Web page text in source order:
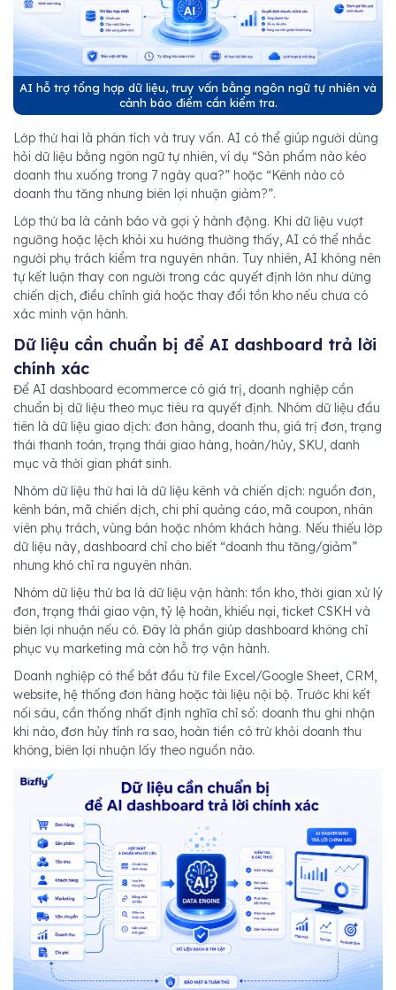
AI hỗ trợ tổng hợp dữ liệu, truy vấn bằng ngôn ngữ tự nhiên và
cảnh báo điểm cần kiểm tra.
Lớp thứ hai là phân tích và truy vấn. AI có thể giúp người dùng
hỏi dữ liệu bằng ngôn ngữ tự nhiên, ví dụ “Sản phẩm nào kéo
doanh thu xuống trong 7 ngày qua?” hoặc “Kênh nào có
doanh thu tăng nhưng biên lợi nhuận giảm?”.
Lớp thứ ba là cảnh báo và gợi ý hành động. Khi dữ liệu vượt
ngưỡng hoặc lệch khỏi xu hướng thường thấy, AI có thể nhắc
người phụ trách kiểm tra nguyên nhân. Tuy nhiên, AI không nên
tự kết luận thay con người trong các quyết định lớn như dừng
chiến dịch, điều chỉnh giá hoặc thay đổi tồn kho nếu chưa có
xác minh vận hành.
Dữ liệu cần chuẩn bị để AI dashboard trả lời
chính xác
Để AI dashboard ecommerce có giá trị, doanh nghiệp cần
chuẩn bị dữ liệu theo mục tiêu ra quyết định. Nhóm dữ liệu đầu
tiên là dữ liệu giao dịch: đơn hàng, doanh thu, giá trị đơn, trạng
thái thanh toán, trạng thái giao hàng, hoàn/hủy, SKU, danh
mục và thời gian phát sinh.
Nhóm dữ liệu thứ hai là dữ liệu kênh và chiến dịch: nguồn đơn,
kênh bán, mã chiến dịch, chi phí quảng cáo, mã coupon, nhân
viên phụ trách, vùng bán hoặc nhóm khách hàng. Nếu thiếu lớp
dữ liệu này, dashboard chỉ cho biết “doanh thu tăng/giảm”
nhưng khó chỉ ra nguyên nhân.
Nhóm dữ liệu thứ ba là dữ liệu vận hành: tồn kho, thời gian xử lý
đơn, trạng thái giao vận, tỷ lệ hoàn, khiếu nại, ticket CSKH và
biên lợi nhuận nếu có. Đây là phần giúp dashboard không chỉ
phục vụ marketing mà còn hỗ trợ vận hành.
Doanh nghiệp có thể bắt đầu từ file Excel/Google Sheet, CRM,
website, hệ thống đơn hàng hoặc tài liệu nội bộ. Trước khi kết
nối sâu, cần thống nhất định nghĩa chỉ số: doanh thu ghi nhận
khi nào, đơn hủy tính ra sao, hoàn tiền có trừ khỏi doanh thu
không, biên lợi nhuận lấy theo nguồn nào.